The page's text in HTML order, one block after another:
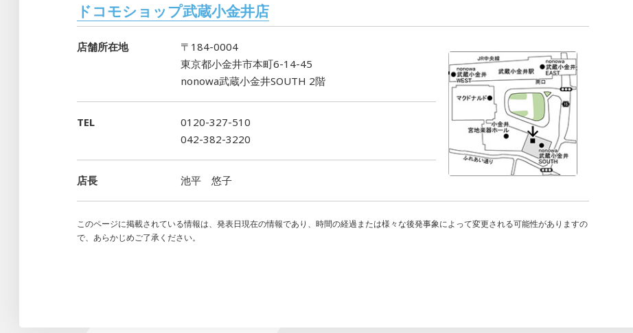
ドコモショップ武蔵小金井店
店舗所在地
〒184-0004
東京都小金井市本町6-14-45
nonowa武蔵小金井SOUTH 2階
TEL
0120-327-510
042-382-3220
店長 池平 悠子
このページに掲載されている情報は、発表日現在の情報であり、時間の経過または様々な後発事象によって変更される可能性がありますの
で、あらかじめご了承ください。